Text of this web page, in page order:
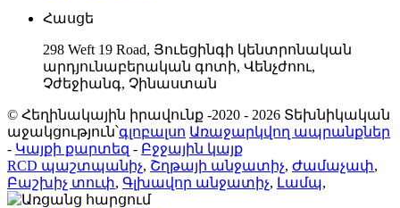
Հասցե
298 Weft 19 Road, Յուեցինգի կենտրոնական
արդյունաբերական գոտի, Վենչժոու,
Չժեջիանգ, Չինաստան
© Հեղինակային իրավունք -2020 - 2026 Տեխնիկական
աջակցություն՝գլոբալսո Առաջարկվող ապրանքներ
- Կայքի քարտեզ - Բջջային կայք
RCD պաշտպանիչ, Շղթայի անջատիչ, Ժամաչափ,
Բաշխիչ տուփ, Գլխավոր անջատիչ, Լամպ,